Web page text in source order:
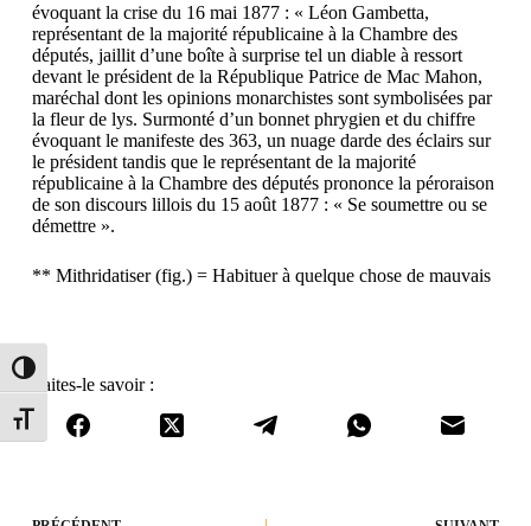
Passer en contraste élevé
Changer la taille de la police
évoquant la crise du 16 mai 1877 : « Léon Gambetta,
représentant de la majorité républicaine à la Chambre des
députés, jaillit d’une boîte à surprise tel un diable à ressort
devant le président de la République Patrice de Mac Mahon,
maréchal dont les opinions monarchistes sont symbolisées par
la fleur de lys. Surmonté d’un bonnet phrygien et du chiffre
évoquant le manifeste des 363, un nuage darde des éclairs sur
le président tandis que le représentant de la majorité
républicaine à la Chambre des députés prononce la péroraison
de son discours lillois du 15 août 1877 : « Se soumettre ou se
démettre ».
** Mithridatiser (fig.) = Habituer à quelque chose de mauvais
Faites-le savoir :